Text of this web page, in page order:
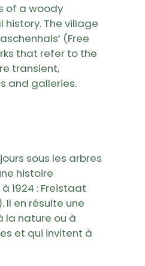
of a woody
The village
(Free
that refer to the
transient,
and galleries.
sous les arbres
histoire
1924 : Freistaat
Il en résulte une
la nature ou à
et qui invitent à